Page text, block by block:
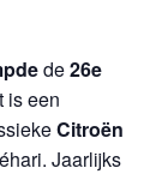
de26e
is een
Citroën
Jaarlijks